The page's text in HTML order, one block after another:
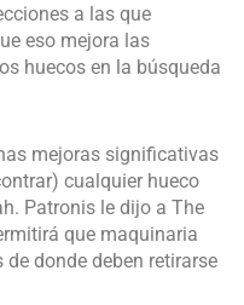
a las que
eso mejora las
huecos en la búsqueda
mejoras significativas
cualquier hueco
Patronis le dijo a The
que maquinaria
donde deben retirarse